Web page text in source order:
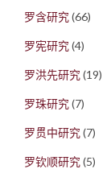
罗含研究(66)
罗宪研究(4)
罗洪先研究(19)
罗珠研究(7)
罗贯中研究(7)
罗钦顺研究(5)